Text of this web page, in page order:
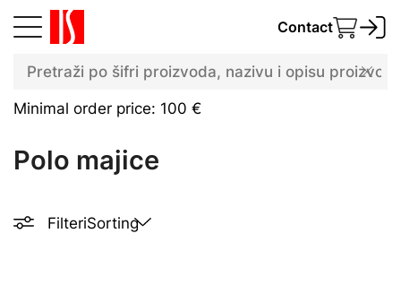
Contact
Minimal order price: 100 €
Polo majice
FilteriSorting